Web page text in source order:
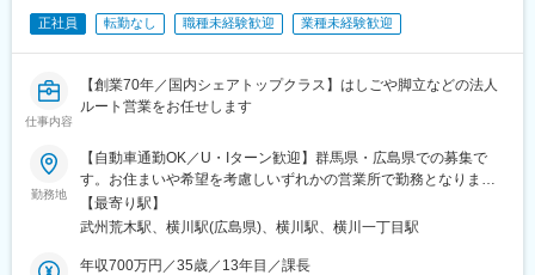
正社員 転勤なし 職種未経験歓迎 業種未経験歓迎
仕事内容
【創業70年／国内シェアトップクラス】はしごや脚立などの法人
ルート営業をお任せします
勤務地
【自動車通勤OK／U・Iターン歓迎】群馬県・広島県での募集で
す。お住まいや希望を考慮しいずれかの営業所で勤務となりま
す。■北関東営業所群馬県邑楽郡千代田町上中森652-1＜アクセス
＞秩父鉄道秩父本線「武州荒木駅」より車で12分■広島営業所広
駅」より徒歩2分※入社時点での転勤予定やローテーションでの配
【最寄り駅】
武州荒木駅、横川駅(広島県)、横川駅、横川一丁目駅
年収700万円／35歳／13年目／課長